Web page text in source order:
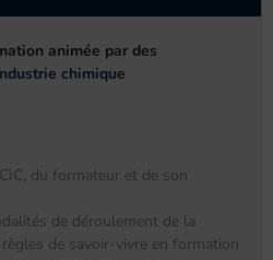
animée par des
chimique
du formateur et de son
de déroulement de la
de savoir-vivre en formation